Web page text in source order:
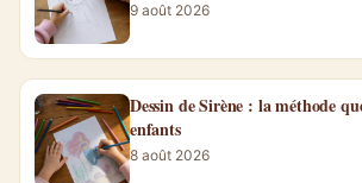
9 août 2026
Dessin de Sirène : la méthode
enfants
8 août 2026